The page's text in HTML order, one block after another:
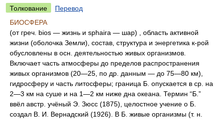
Толкование
Перевод
БИОСФЕРА
(от греч. bios — жизнь и sphaira — шар) , область активной
жизни (оболочка Земли), состав, структура и энергетика к-рой
обусловлены в осн. деятельностью живых организмов.
Включает часть атмосферы до пределов распространения
живых организмов (20—25, по др. данным — до 75—80 км),
гидросферу и часть литосферы; граница Б. опускается в ср. на
2—3 км на суше и на 1—2 км ниже дна океана. Термин “Б.”
ввёл австр. учёный Э. Зюсс (1875), целостное учение о Б.
создал В. И. Вернадский (1926). В Б. живые организмы (т. н.